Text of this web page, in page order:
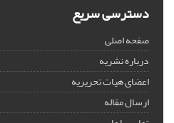
دسترسی سریع
صفحه اصلی
درباره نشریه
اعضای هیات تحریریه
ارسال مقاله